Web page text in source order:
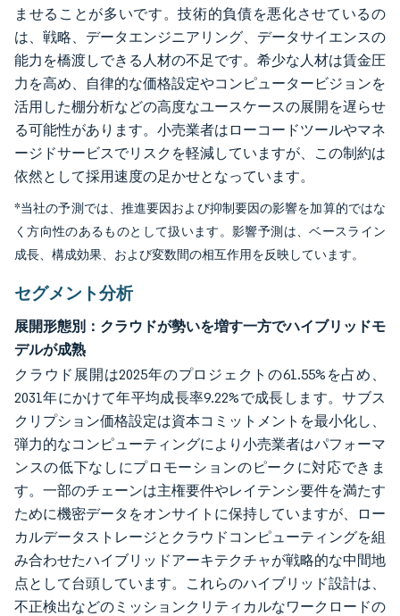
ませることが多いです。技術的負債を悪化させているの
は、戦略、データエンジニアリング、データサイエンスの
能力を橋渡しできる人材の不足です。希少な人材は賃金圧
力を高め、自律的な価格設定やコンピュータービジョンを
活用した棚分析などの高度なユースケースの展開を遅らせ
る可能性があります。小売業者はローコードツールやマネ
ージドサービスでリスクを軽減していますが、この制約は
依然として採用速度の足かせとなっています。
*当社の予測では、推進要因および抑制要因の影響を加算的ではな
く方向性のあるものとして扱います。影響予測は、ベースライン
成長、構成効果、および変数間の相互作用を反映しています。
セグメント分析
展開形態別：クラウドが勢いを増す一方でハイブリッドモ
デルが成熟
クラウド展開は2025年のプロジェクトの61.55%を占め、
2031年にかけて年平均成長率9.22%で成長します。サブス
クリプション価格設定は資本コミットメントを最小化し、
弾力的なコンピューティングにより小売業者はパフォーマ
ンスの低下なしにプロモーションのピークに対応できま
す。一部のチェーンは主権要件やレイテンシ要件を満たす
ために機密データをオンサイトに保持していますが、ロー
カルデータストレージとクラウドコンピューティングを組
み合わせたハイブリッドアーキテクチャが戦略的な中間地
点として台頭しています。これらのハイブリッド設計は、
不正検出などのミッションクリティカルなワークロードの